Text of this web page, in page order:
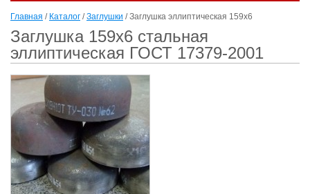
Главная / Каталог /Заглушки / Заглушка эллиптическая 159х6
Заглушка 159х6 стальная
эллиптическая ГОСТ 17379-2001